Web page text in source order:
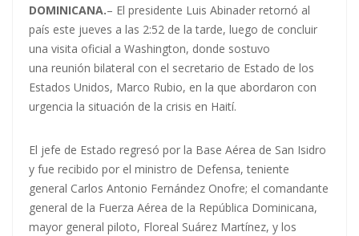
DOMINICANA.– El presidente Luis Abinader retornó al
país este jueves a las 2:52 de la tarde, luego de concluir
una visita oficial a Washington, donde sostuvo
una reunión bilateral con el secretario de Estado de los
Estados Unidos, Marco Rubio, en la que abordaron con
urgencia la situación de la crisis en Haití.
El jefe de Estado regresó por la Base Aérea de San Isidro
y fue recibido por el ministro de Defensa, teniente
general Carlos Antonio Fernández Onofre; el comandante
general de la Fuerza Aérea de la República Dominicana,
mayor general piloto, Floreal Suárez Martínez, y los